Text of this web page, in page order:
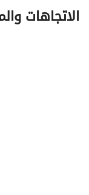
الاتجاهات